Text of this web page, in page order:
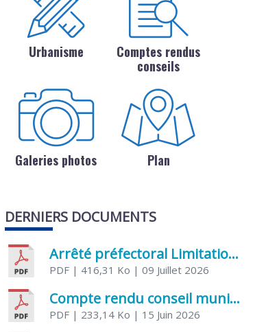
Urbanisme
Comptes rendus
conseils
Galeries photos Plan
DERNIERS DOCUMENTS
Arrêté préfectoral Limitation provisoire des usages de l’eau
PDF | 416,31 Ko | 09 Juillet 2026
Compte rendu conseil municipal 5 juin 2026 sénatoriale
PDF | 233,14 Ko | 15 Juin 2026